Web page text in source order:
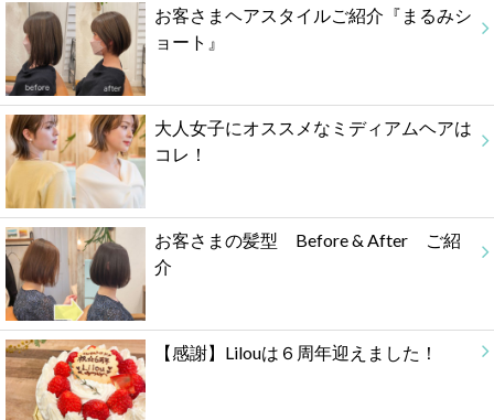
お客さまヘアスタイルご紹介『まるみシ
ョート』
大人女子にオススメなミディアムヘアは
コレ！
お客さまの髪型 Before & After ご紹
介
【感謝】Lilouは６周年迎えました！